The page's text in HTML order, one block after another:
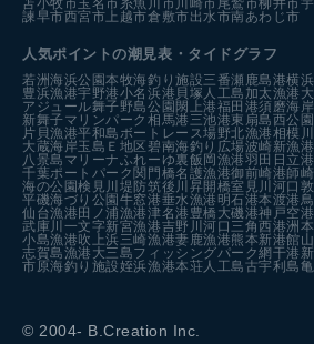
苫小牧市玉名市糸魚川市川崎市尾鷲市柳井市
諫早市西宮市 上越市倉敷市出水市南あわじ市
人気ポイントの潮見表・タイドグラフ
若洲海浜公園本牧海釣り施設三番瀬 鹿島港横浜
豊浜漁港宇野港小名浜港 貝塚人工島 加太漁港
アジュール舞子野島公園 閖上港福田港須磨海岸
新舞子マリンパーク 相馬港 三池港東扇島西公園
片貝漁港平和島ボートレース場野北漁港相模
大蔵海岸玉島Ｅ地区 碧南海釣り広場波崎新漁港
八景島マリーナふれーゆ裏飯岡漁港羽田 日立港
千葉ポートパーク 関門橋名護漁港御前崎港師
海の公園検見川堤防筑後川昇開橋室見川河口
平磯海づり公園 牛窓港垂水漁港 明石港本渡港
仙台漁港 田ノ浦漁港津名港 豊橋 大磯港神戸空
武庫川一文字新宮漁港吉野川河口 三角西港洲
小島漁港吹上浜三崎漁港妻鹿漁港熊本新港館
志賀島漁港 大三島フィッシングパーク網干港
市原海釣り施設姪浜漁港本荘人工島古宇利島
© 2004- B.Creation Inc.